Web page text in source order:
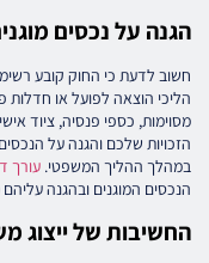
הגנה על נכסים
חשוב לדעת כי החוק קובע
הליכי הוצאה לפועל או חדלות
מסוימות, כספי פנסיה, ציוד
הזכויות שלכם והגנה על
במהלך ההליך המשפטי. עורך
הנכסים המוגנים ובהגנה עליהם
החשיבות של ייצוג